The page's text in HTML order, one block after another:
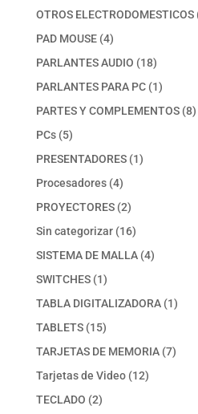
producto
OTROS ELECTRODOMESTICOS
PAD MOUSE 44
productos
PARLANTES AUDIO 1818
productos
PARLANTES PARA PC 11
producto
PARTES Y COMPLEMENTOS 88
PCs 55
productos
PRESENTADORES 11
Procesadores 44
productos
PROYECTORES 22
productos
Sin categorizar 1616
productos
SISTEMA DE MALLA 44
SWITCHES 11
producto
TABLA DIGITALIZADORA 11
TABLETS 1515
productos
TARJETAS DE MEMORIA 77
Tarjetas de Video 1212
TECLADO 22